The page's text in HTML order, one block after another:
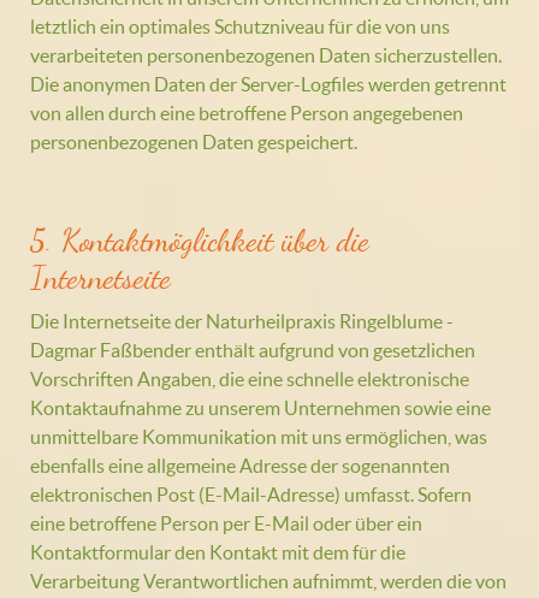
letztlich ein optimales Schutzniveau für die von uns
verarbeiteten personenbezogenen Daten sicherzustellen.
Die anonymen Daten der Server-Logfiles werden getrennt
von allen durch eine betroffene Person angegebenen
personenbezogenen Daten gespeichert.
5. Kontaktmöglichkeit über die
Internetseite
Die Internetseite der Naturheilpraxis Ringelblume -
Dagmar Faßbender enthält aufgrund von gesetzlichen
Vorschriften Angaben, die eine schnelle elektronische
Kontaktaufnahme zu unserem Unternehmen sowie eine
unmittelbare Kommunikation mit uns ermöglichen, was
ebenfalls eine allgemeine Adresse der sogenannten
elektronischen Post (E-Mail-Adresse) umfasst. Sofern
eine betroffene Person per E-Mail oder über ein
Kontaktformular den Kontakt mit dem für die
Verarbeitung Verantwortlichen aufnimmt, werden die von